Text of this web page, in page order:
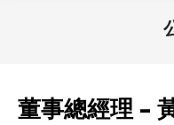
董事總經理 –